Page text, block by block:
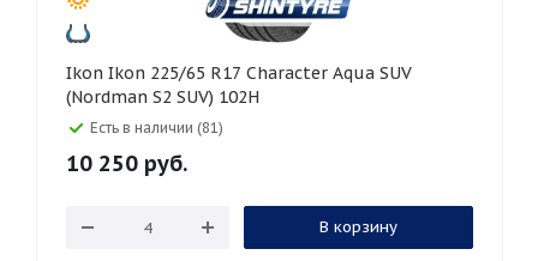
Ikon Ikon 225/65 R17 Character Aqua SUV
(Nordman S2 SUV) 102H
Есть в наличии (81)
10 250 руб.
В корзину